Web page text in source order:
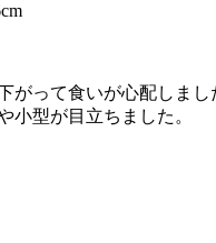
がって食いが心配しま
小型が目立ちました。